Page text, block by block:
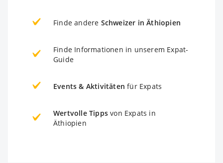
Finde andere Schweizer in Äthiopien
Finde Informationen in unserem Expat-
Guide
Events & Aktivitäten für Expats
Wertvolle Tipps von Expats in
Äthiopien